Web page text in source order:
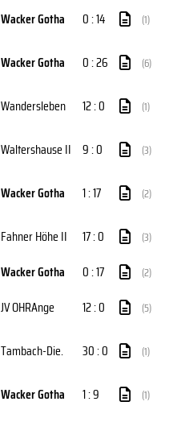
Wacker Gotha 0 : 14 (1)
Wacker Gotha 0 : 26 (6)
Wandersleben 12 : 0 (1)
Waltershause II 9 : 0 (3)
Wacker Gotha 1 : 17 (2)
Fahner Höhe II 17 : 0 (3)
Wacker Gotha 0 : 17 (2)
JV OHRAnge 12 : 0 (5)
Tambach-Die. 30 : 0 (1)
Wacker Gotha 1 : 9 (1)